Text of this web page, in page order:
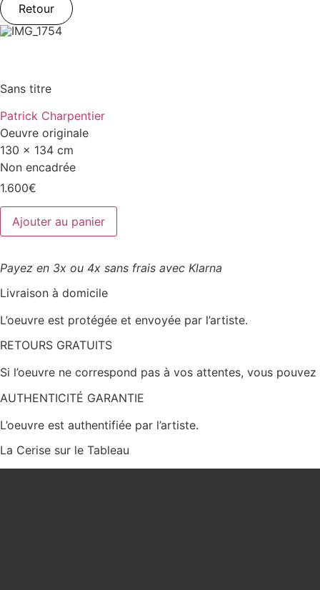
Retour
Sans titre
Patrick Charpentier
Oeuvre originale
130 x 134 cm
Non encadrée
1.600€
quantité
de
Sans
Ajouter au panier
Payez en 3x ou 4x sans frais avec Klarna
Livraison à domicile
L’oeuvre est protégée et envoyée par l’artiste.
RETOURS GRATUITS
Si l’oeuvre ne correspond pas à vos attentes, vous
AUTHENTICITÉ GARANTIE
L’oeuvre est authentifiée par l’artiste.
La Cerise sur le Tableau